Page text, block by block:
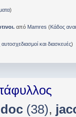
)
από Mamres (Κάδος
αυτοσχεδιασμοί και διασκευές)
doc (38),